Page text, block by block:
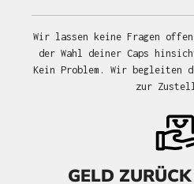
Wir lassen keine Fragen
der Wahl deiner Caps
Kein Problem. Wir begleiten
zur
GELD